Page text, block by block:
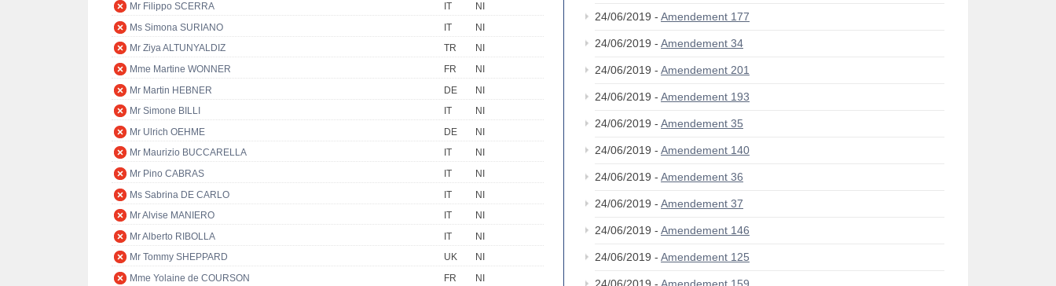
Mr Filippo SCERRA
IT
NI
Ms Simona SURIANO
IT
NI
Mr Ziya ALTUNYALDIZ
TR
NI
Mme Martine WONNER
FR
NI
Mr Martin HEBNER
DE
NI
Mr Simone BILLI
IT
NI
Mr Ulrich OEHME
DE
NI
Mr Maurizio BUCCARELLA
IT
NI
Mr Pino CABRAS
IT
NI
Ms Sabrina DE CARLO
IT
NI
Mr Alvise MANIERO
IT
NI
Mr Alberto RIBOLLA
IT
NI
Mr Tommy SHEPPARD
UK
NI
Mme Yolaine de COURSON
FR NI
24/06/2019 - Amendement 177
24/06/2019 - Amendement 34
24/06/2019 - Amendement 201
24/06/2019 - Amendement 193
24/06/2019 - Amendement 35
24/06/2019 - Amendement 140
24/06/2019 - Amendement 36
24/06/2019 - Amendement 37
24/06/2019 - Amendement 146
24/06/2019 - Amendement 125